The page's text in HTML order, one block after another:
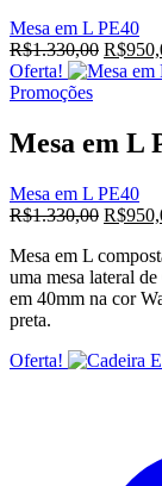
Mesa em L PE40
R$1.330,00 O
preço
R$
Oferta!
Promoções
Mesa em L
Mesa em L PE40
R$1.330,00 O
original
era:
R$
Mesa em L
uma mesa lateral
em 40mm na cor
preta.
Oferta!